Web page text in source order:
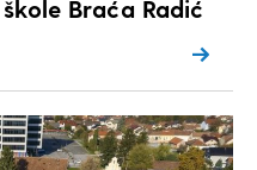
Braća Radić